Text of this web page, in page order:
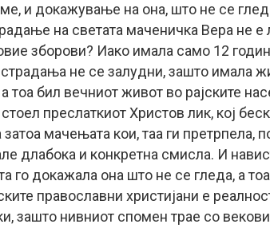
и докажување на она, што не се
на светата маченичка Вера не
зборови? Иако имала само 12
страдања не се залудни, зашто имала
тоа бил вечниот живот во рајските
преслаткиот Христов лик, кој
затоа мачењата кои, таа ги претрпела,
длабока и конкретна смисла. И
го докажала она што не се гледа, а
православни христијани е
зашто нивниот спомен трае со